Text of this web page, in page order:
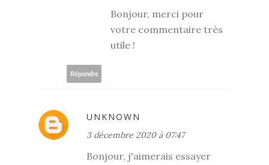
Bonjour, merci pour
votre commentaire très
utile !
Répondre
UNKNOWN
3 décembre 2020 à 07:47
Bonjour, j'aimerais essayer